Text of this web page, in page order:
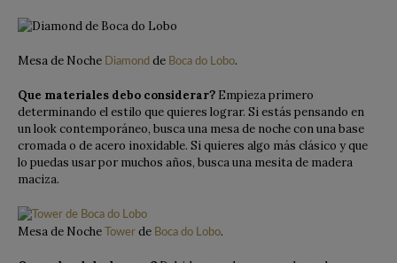
Mesa de Noche Diamond de Boca do Lobo.
Que materiales debo considerar? Empieza primero
determinando el estilo que quieres lograr. Si estás pensando en
un look contemporáneo, busca una mesa de noche con una base
cromada o de acero inoxidable. Si quieres algo más clásico y que
lo puedas usar por muchos años, busca una mesita de madera
maciza.
Mesa de Noche Tower de Boca do Lobo.